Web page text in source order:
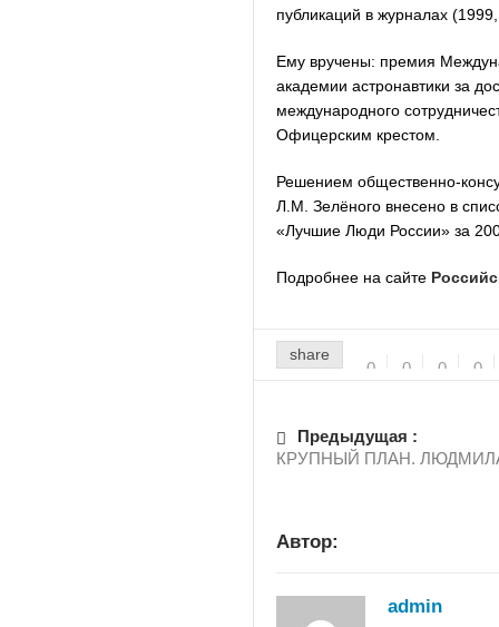
публикаций в журналах
Ему вручены: премия
академии астронавтики за
международного
Офицерским крестом.
Решением общественно-
Л.М. Зелёного внесено в
«Лучшие Люди России» за
Подробнее на сайте
share
0 0 0 0
Предыдущая :
КРУПНЫЙ ПЛАН.
Автор:
admin